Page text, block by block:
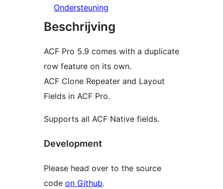
Ondersteuning
Beschrijving
ACF Pro 5.9 comes with a duplicate
row feature on its own.
ACF Clone Repeater and Layout
Fields in ACF Pro.
Supports all ACF Native fields.
Development
Please head over to the source
code on Github.